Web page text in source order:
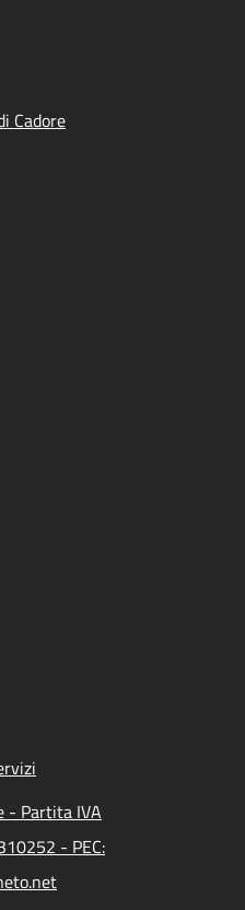
Cadore
- Partita IVA
- PEC: